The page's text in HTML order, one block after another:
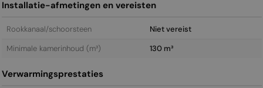
Installatie-afmetingen en vereisten
Rookkanaal/schoorsteen
Niet vereist
Minimale kamerinhoud (m³)
130 m³
Verwarmingsprestaties